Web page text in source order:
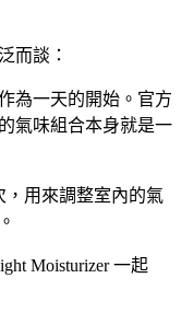
而談：
為一天的開始。官方
氣味組合本身就是一
，用來調整室內的氣
Moisturizer 一起